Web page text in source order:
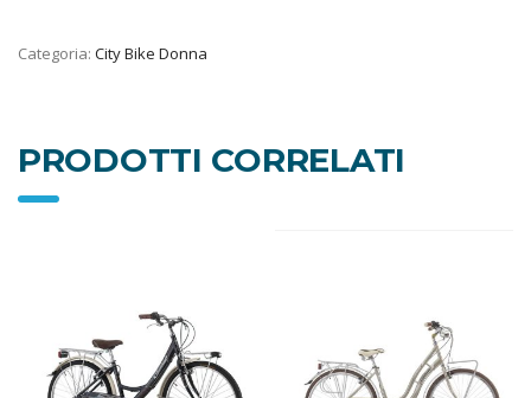
Categoria: City Bike Donna
PRODOTTI CORRELATI